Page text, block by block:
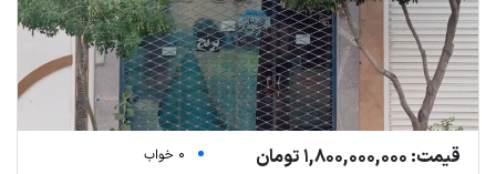
قیمت: 1,800,000,000 تومان
0 خواب